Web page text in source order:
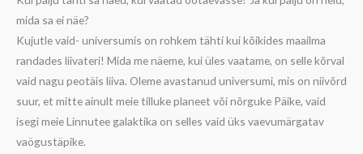
mida sa ei näe?
Kujutle vaid- universumis on rohkem tähti kui kõikides maailma
randades liivateri! Mida me näeme, kui üles vaatame, on selle kõrval
vaid nagu peotäis liiva. Oleme avastanud universumi, mis on niivõrd
suur, et mitte ainult meie tilluke planeet või nõrguke Päike, vaid
isegi meie Linnutee galaktika on selles vaid üks vaevumärgatav
vaögustäpike.